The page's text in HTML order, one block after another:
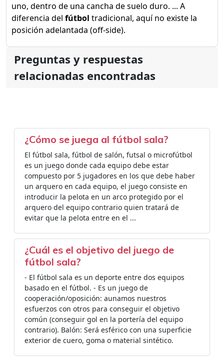
uno, dentro de una cancha de suelo duro. ... A
diferencia del fútbol tradicional, aquí no existe la
posición adelantada (off-side).
Preguntas y respuestas
relacionadas encontradas
¿Cómo se juega al fútbol sala?
El fútbol sala,​ fútbol de salón, futsal o microfútbol​
es un juego donde cada equipo debe estar
compuesto por 5 jugadores en los que debe haber
un arquero en cada equipo, el juego consiste en
introducir la pelota en un arco protegido por el
arquero del equipo contrario quien tratará de
evitar que la pelota entre en el ...
¿Cuál es el objetivo del juego de
fútbol sala?
- El fútbol sala es un deporte entre dos equipos
basado en el fútbol. - Es un juego de
cooperación/oposición: aunamos nuestros
esfuerzos con otros para conseguir el objetivo
común (conseguir gol en la portería del equipo
contrario). Balón: Será esférico con una superficie
exterior de cuero, goma o material sintético.